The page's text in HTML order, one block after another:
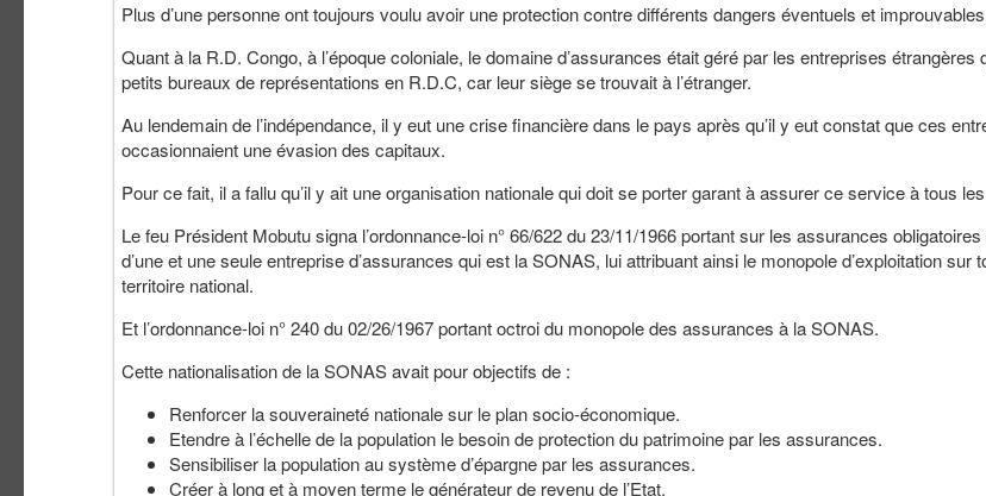
Plus d’une personne ont toujours voulu avoir une protection contre différents dangers éventuels et
Quant à la R.D. Congo, à l’époque coloniale, le domaine d’assurances était géré par les entreprises étrangères
petits bureaux de représentations en R.D.C, car leur siège se trouvait à l’étranger.
Au lendemain de l’indépendance, il y eut une crise financière dans le pays après qu’il y eut constat que ces
occasionnaient une évasion des capitaux.
Pour ce fait, il a fallu qu’il y ait une organisation nationale qui doit se porter garant à assurer ce service à tous
Le feu Président Mobutu signa l’ordonnance-loi n° 66/622 du 23/11/1966 portant sur les assurances
d’une et une seule entreprise d’assurances qui est la SONAS, lui attribuant ainsi le monopole d’exploitation sur
territoire national.
Et l’ordonnance-loi n° 240 du 02/26/1967 portant octroi du monopole des assurances à la SONAS.
Cette nationalisation de la SONAS avait pour objectifs de :
Renforcer la souveraineté nationale sur le plan socio-économique.
Etendre à l’échelle de la population le besoin de protection du patrimoine par les assurances.
Sensibiliser la population au système d’épargne par les assurances.
Créer à long et à moyen terme le générateur de revenu de l’Etat.